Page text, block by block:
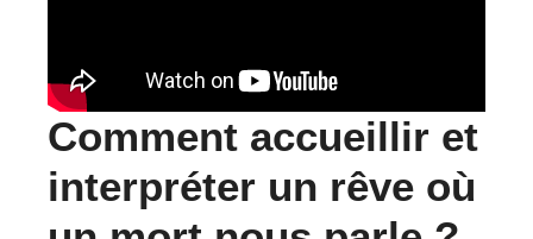
Comment accueillir et
interpréter un rêve où